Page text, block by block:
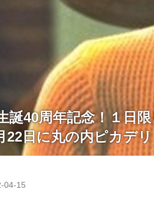
誕40周年記念！１日
22日に丸の内ピカデ
04-15